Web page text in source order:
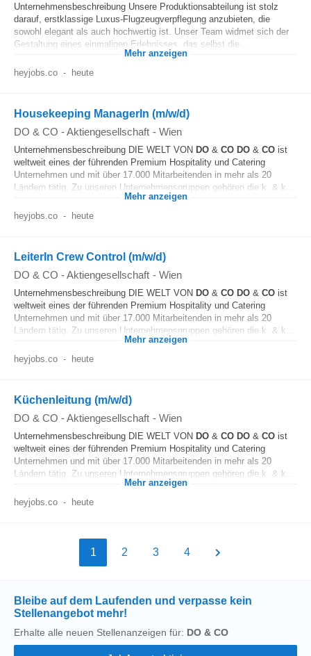
Unternehmensbeschreibung Unsere Produktionsabteilung ist stolz
darauf, erstklassige Luxus-Flugzeugverpflegung anzubieten, die
sowohl elegant als auch hochwertig ist. Unser Team widmet sich der
Gestaltung eines einmaligen Erlebnisses, das selbst die...
Mehr anzeigen
heyjobs.co - heute
Housekeeping ManagerIn (m/w/d)
DO & CO - Aktiengesellschaft - Wien
Unternehmensbeschreibung DIE WELT VON DO & CO DO & CO ist
weltweit eines der führenden Premium Hospitality und Catering
Unternehmen und mit über 17.000 Mitarbeitenden in mehr als 20
Ländern tätig. Zu unseren Unternehmensgruppen gehören die k. & k...
Mehr anzeigen
heyjobs.co - heute
LeiterIn Crew Control (m/w/d)
DO & CO - Aktiengesellschaft - Wien
Unternehmensbeschreibung DIE WELT VON DO & CO DO & CO ist
weltweit eines der führenden Premium Hospitality und Catering
Unternehmen und mit über 17.000 Mitarbeitenden in mehr als 20
Ländern tätig. Zu unseren Unternehmensgruppen gehören die k. & k...
Mehr anzeigen
heyjobs.co - heute
Küchenleitung (m/w/d)
DO & CO - Aktiengesellschaft - Wien
Unternehmensbeschreibung DIE WELT VON DO & CO DO & CO ist
weltweit eines der führenden Premium Hospitality und Catering
Unternehmen und mit über 17.000 Mitarbeitenden in mehr als 20
Ländern tätig. Zu unseren Unternehmensgruppen gehören die k. & k...
Mehr anzeigen
heyjobs.co - heute
1 2 3 4
Bleibe auf dem Laufenden und verpasse kein
Stellenangebot mehr!
Erhalte alle neuen Stellenanzeigen für: DO & CO